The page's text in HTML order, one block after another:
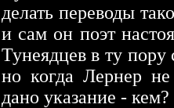
делать переводы
и сам он поэт
Тунеядцев в ту
но когда Лернер не
дано указание -кем?